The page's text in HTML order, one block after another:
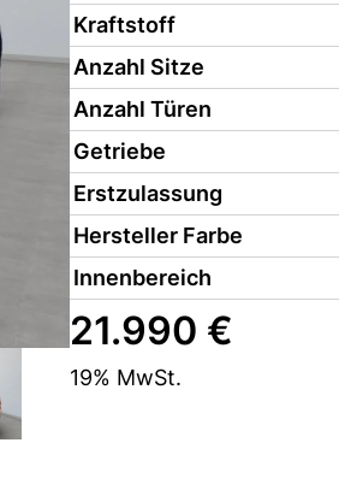
Kraftstoff
Anzahl Sitze
Anzahl Türen
Getriebe
Erstzulassung
Hersteller Farbe
Innenbereich
21.990 €
19% MwSt.